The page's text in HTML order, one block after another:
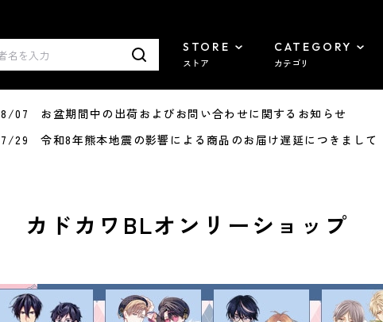
STORE
ストア
CATEGORY
カテゴリ
07 お盆期間中の出荷およびお問い合わせに関するお知らせ
29 令和8年熊本地震の影響による商品のお届け遅延につきまして
カドカワBLオンリーショップ